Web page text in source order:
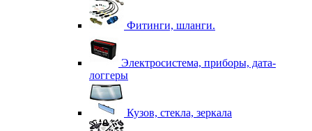
Фитинги, шланги.
Электросистема, приборы, дата-
логгеры
Кузов, стекла, зеркала